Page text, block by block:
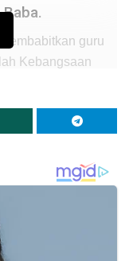
guru
Kebangsaan
disaring
Program
ini bersama
19